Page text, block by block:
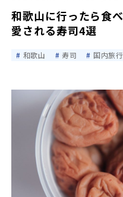
和歌山に行ったら食
愛される寿司4選
和歌山 寿司 国内旅